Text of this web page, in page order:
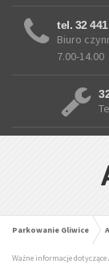
tel. 32
Biuro
7.00-14.00
Parkowanie Gliwice
Ważne informacje